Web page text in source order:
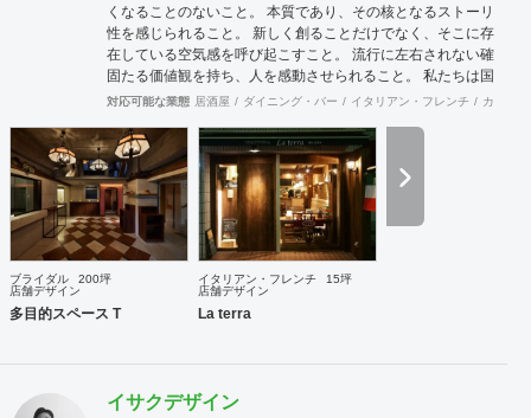
くなることのないこと。 本質であり、その核となるストーリ
性を感じられること。 新しく創ることだけでなく、そこに存
在している空気感を呼び起こすこと。 流行に左右されない確
固たる価値観を持ち、人を感動させられること。 私たちは国
際的なバランス感覚を持ちながら、 柔軟に設計デザインする
続けていきたいと考えています。
対応可能な業態 居酒屋 ダイニング・バー イタリアン・フレンチ カフェ
ブライダル
200坪
店舗デザイン
多目的スペース T
イタリアン・フレンチ
15坪
店舗デザイン
La terra
イサクデザイン